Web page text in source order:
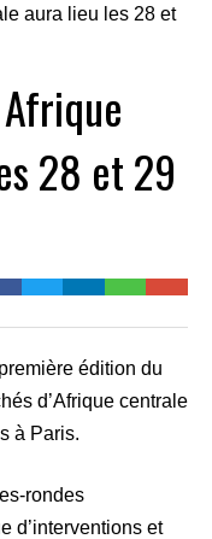
28 et 29
édition du
d’Afrique centrale
à Paris.
rondes
d’interventions et